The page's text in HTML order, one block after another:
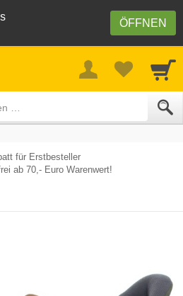
ÖFFNEN
für Erstbesteller
ab 70,- Euro Warenwert!